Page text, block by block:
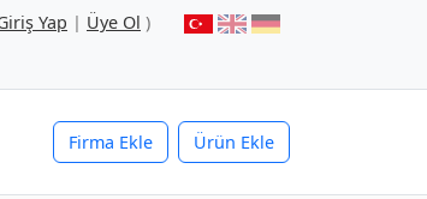
Yap | Üye Ol )
Firma Ekle Ürün Ekle